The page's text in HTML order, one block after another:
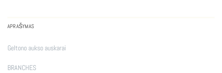
APRAŠYMAS
Geltono aukso auskarai
BRANCHES